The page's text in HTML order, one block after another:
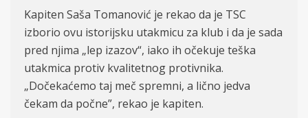
Kapiten Saša Tomanović je rekao da je TSC
izborio ovu istorijsku utakmicu za klub i da je sada
pred njima „lep izazov“, iako ih očekuje teška
utakmica protiv kvalitetnog protivnika.
„Dočekaćemo taj meč spremni, a lično jedva
čekam da počne”, rekao je kapiten.